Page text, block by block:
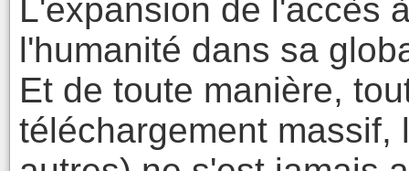
L'expansion de l'accès
l'humanité dans sa
Et de toute manière,
téléchargement massif,